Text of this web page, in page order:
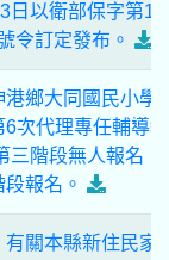
日以衛部保字第
令訂定發布。
港鄉大同國民小學
6次代理專任輔導
三階段無人報名，
報名。
有關本縣新住民家